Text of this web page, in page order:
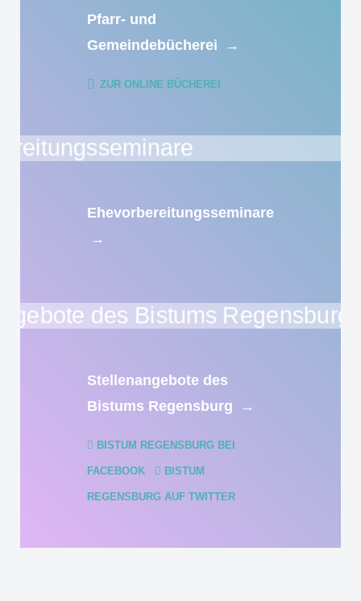
Pfarr- und
Gemeindebücherei
→
ZUR ONLINE BÜCHEREI
Ehevorbereitungsseminare
→
Stellenangebote des
Bistums Regensburg
→
BISTUM REGENSBURG BEI
FACEBOOK BISTUM
REGENSBURG AUF TWITTER